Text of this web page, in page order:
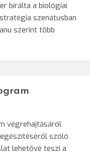
bírálta a biológiai
szenátusban
szerint több
végrehajtásáról
szóló
lehetővé teszi a